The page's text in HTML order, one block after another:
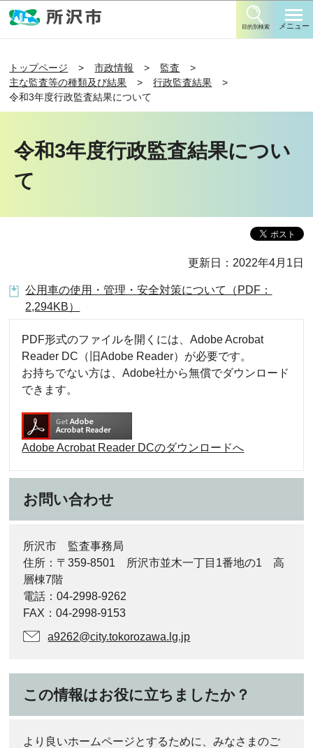
目的別検索 メニュー
トップページ 市政情報
監査
主な監査等の種類及び結果
行政監査結果
令和3年度行政監査結果について
令和3年度行政監査結果につい
て
更新日：2022年4月1日
公用車の使用・管理・安全対策について（PDF：
2,294KB）
PDF形式のファイルを開くには、Adobe Acrobat
Reader DC（旧Adobe Reader）が必要です。
お持ちでない方は、Adobe社から無償でダウンロード
できます。
Adobe Acrobat Reader DCのダウンロードへ
お問い合わせ
所沢市 監査事務局
住所：〒359-8501 所沢市並木一丁目1番地の1 高
層棟7階
電話：04-2998-9262
FAX：04-2998-9153
a9262@city.tokorozawa.lg.jp
この情報はお役に立ちましたか？
より良いホームページとするために、みなさまのご